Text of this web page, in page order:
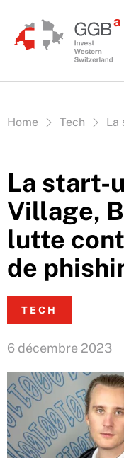
Vous êtes ici:
Home Tech La
La start-
Village,
lutte
de
TECH
6 décembre 2023